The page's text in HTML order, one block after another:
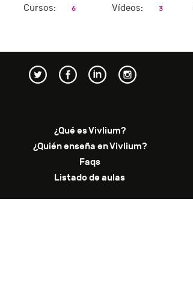
Cursos: 6 Vídeos: 3
¿Qué es Vivlium?
¿Quién enseña en Vivlium?
Faqs
Listado de aulas